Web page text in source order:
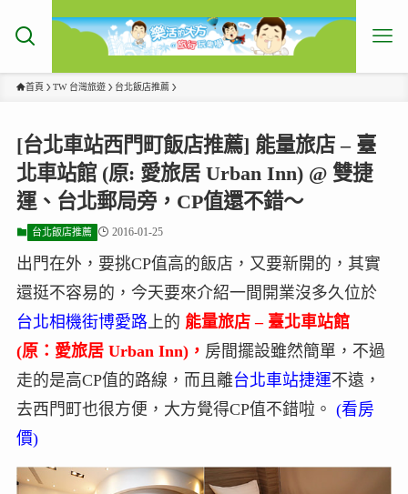
首頁 TW 台灣旅遊 台北飯店推薦
[台北車站西門町飯店推薦] 能量旅店 – 臺
北車站館 (原: 愛旅居 Urban Inn) @ 雙捷
運、台北郵局旁，CP值還不錯～
台北飯店推薦 2016-01-25
出門在外，要挑CP值高的飯店，又要新開的，其實
還挺不容易的，今天要來介紹一間開業沒多久位於
台北相機街博愛路上的 能量旅店 – 臺北車站館
(原：愛旅居 Urban Inn)， 房間擺設雖然簡單，不過
走的是高CP值的路線，而且離台北車站捷運不遠，
去西門町也很方便，大方覺得CP值不錯啦。 (看房
價)